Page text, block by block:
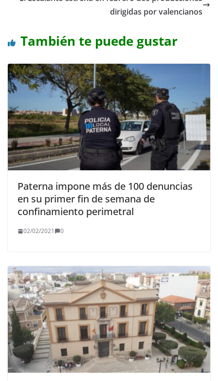
dirigidas por valencianos
También te puede gustar
Paterna impone más de 100 denuncias
en su primer fin de semana de
confinamiento perimetral
02/02/2021 0